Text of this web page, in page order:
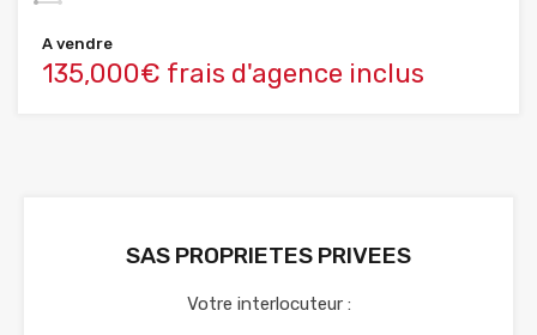
A vendre
135,000€ frais d'agence inclus
SAS PROPRIETES PRIVEES
Votre interlocuteur :